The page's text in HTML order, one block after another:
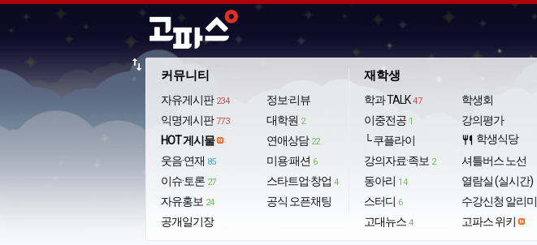
커뮤니티
자유게시판 234
익명게시판 773
HOT 게시물
웃음·연재 85
이슈·토론 27
자유홍보 24
공개일기장
정보·리뷰
대학원 2
연애상담 22
미용·패션 6
스타트업·창업 4
공식 오픈채팅
재학생
학과 TALK 47
이중전공 1
└ 쿠플라이
강의자료·족보 2
동아리 14
스터디 6
고대뉴스 4
학생회
강의평가
restaurant 학생식당
셔틀버스 노선
열람실 (실시간)
수강신청 알리미
고파스 위키
import_export